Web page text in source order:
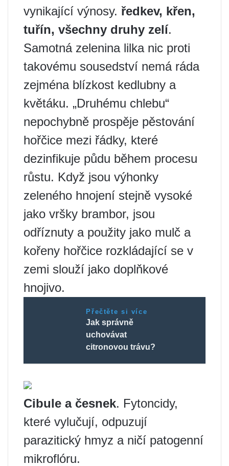
vynikající výnosy. ředkev, křen,
tuřín, všechny druhy zelí.
Samotná zelenina lilka nic proti
takovému sousedství nemá ráda
zejména blízkost kedlubny a
květáku. „Druhému chlebu“
nepochybně prospěje pěstování
hořčice mezi řádky, které
dezinfikuje půdu během procesu
růstu. Když jsou výhonky
zeleného hnojení stejně vysoké
jako vršky brambor, jsou
odříznuty a použity jako mulč a
kořeny hořčice rozkládající se v
zemi slouží jako doplňkové
hnojivo.
Přečtěte si více
Jak správně
uchovávat
citronovou trávu?
Cibule a česnek. Fytoncidy,
které vylučují, odpuzují
parazitický hmyz a ničí patogenní
mikroflóru.